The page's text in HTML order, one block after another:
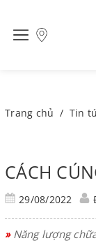
Trang chủ / Tin
CÁCH
29/08/2022
»Năng lượng